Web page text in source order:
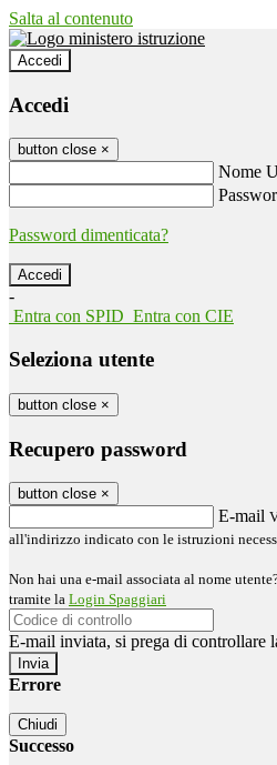
Salta al contenuto
Accedi
Accedi
button close ×
Nome
Password dimenticata?
-
Entra con SPID Entra con CIE
Seleziona utente
button close ×
Recupero password
button close ×
E-mail
all'indirizzo indicato con le istruzioni
Non hai una e-mail associata al nome
tramite la Login Spaggiari
E-mail inviata, si prega di controllare
Errore
Chiudi
Successo